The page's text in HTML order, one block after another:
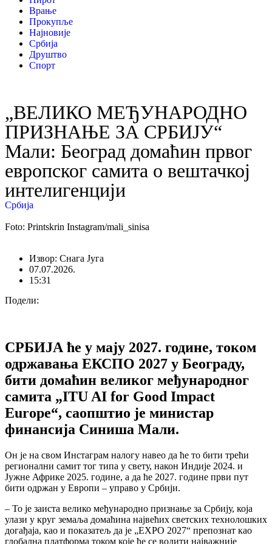
Врање
Прокупље
Најновије
Србија
Друштво
Спорт
„ВЕЛИКО МЕЂУНАРОДНО
ПРИЗНАЊЕ ЗА СРБИЈУ“
Мали: Београд домаћин првог
европског самита о вештачкој
интелигенцији
Србија
Foto: Printskrin Instagram/mali_sinisa
Извор: Снага Југа
07.07.2026.
15:31
Подели:
СРБИЈА ће у мају 2027. године, током
одржавања ЕКСПО 2027 у Београду,
бити домаћин великог међународног
самита „ITU AI for Good Impact
Europe“, саопштио је министар
финансија Синиша Мали.
Он је на свом Инстаграм налогу навео да ће то бити трећи
регионални самит тог типа у свету, након Индије 2024. и
Јужне Африке 2025. године, а да ће 2027. године први пут
бити одржан у Европи – управо у Србији.
– То је заиста велико међународно признање за Србију, која
улази у круг земаља домаћина највећих светских технолошких
догађаја, као и показатељ да је „EXPO 2027“ препознат као
глобална платформа током које ће се водити најважније